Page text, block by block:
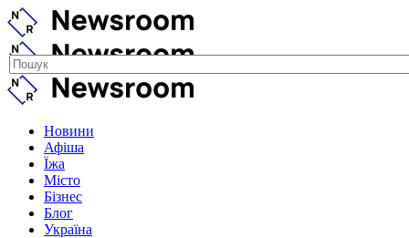
Новини
Афіша
Їжа
Місто
Бізнес
Блог
Україна